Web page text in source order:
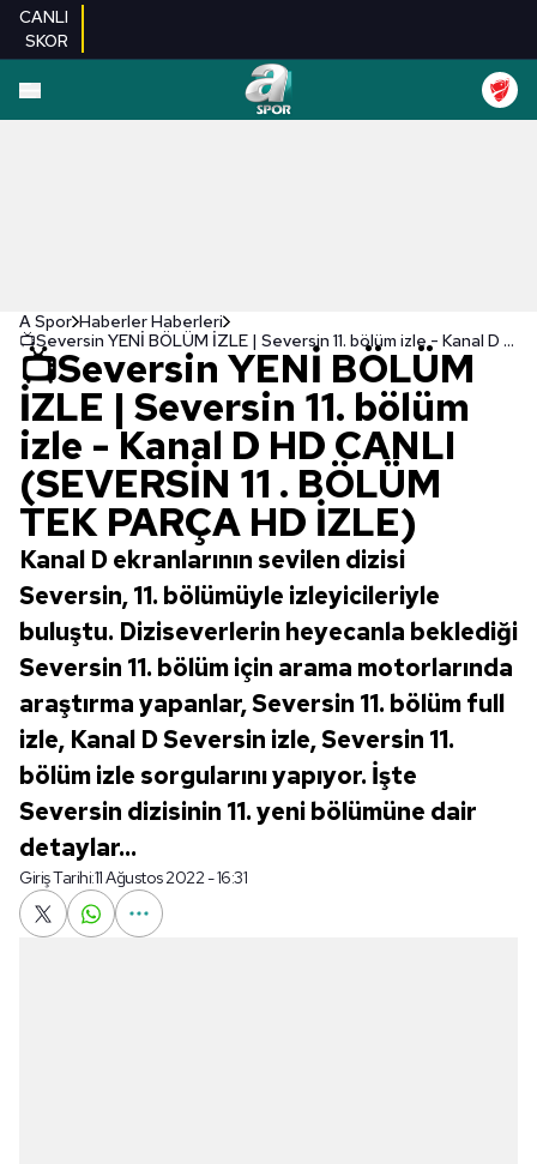
CANLI
SKOR
A Spor Haberler Haberleri
📺Seversin YENİ BÖLÜM İZLE | Seversin 11. bölüm izle - Kanal D HD CANLI (SEVERSİN 11 . BÖLÜM TEK PARÇA HD İZLE)
📺Seversin YENİ BÖLÜM
İZLE | Seversin 11. bölüm
izle - Kanal D HD CANLI
(SEVERSİN 11 . BÖLÜM
TEK PARÇA HD İZLE)
Kanal D ekranlarının sevilen dizisi
Seversin, 11. bölümüyle izleyicileriyle
buluştu. Diziseverlerin heyecanla beklediği
Seversin 11. bölüm için arama motorlarında
araştırma yapanlar, Seversin 11. bölüm full
izle, Kanal D Seversin izle, Seversin 11.
bölüm izle sorgularını yapıyor. İşte
Seversin dizisinin 11. yeni bölümüne dair
detaylar...
Giriş Tarihi:11 Ağustos 2022 - 16:31